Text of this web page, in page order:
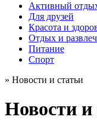
Активный
Для друзей
Красота и
Отдых и
Питание
Спорт
» Новости и статьи
Новости и